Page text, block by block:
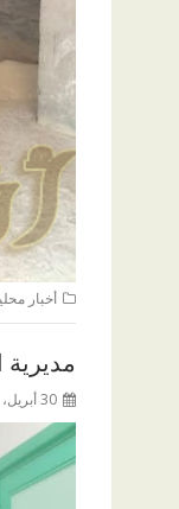
أخبار
مديرية
30 أبريل، 2025